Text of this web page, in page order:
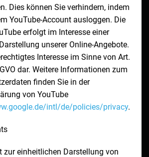
Dies können Sie verhindern, indem
YouTube-Account ausloggen. Die
erfolgt im Interesse einer
unserer Online-Angebote.
Interesse im Sinne von Art.
dar. Weitere Informationen zum
finden Sie in der
von YouTube
intl/de/policies/privacy.
zur einheitlichen Darstellung von